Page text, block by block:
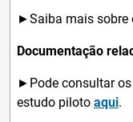
►Saiba mais sobre
Documentação
►Pode consultar
estudo piloto aqui.